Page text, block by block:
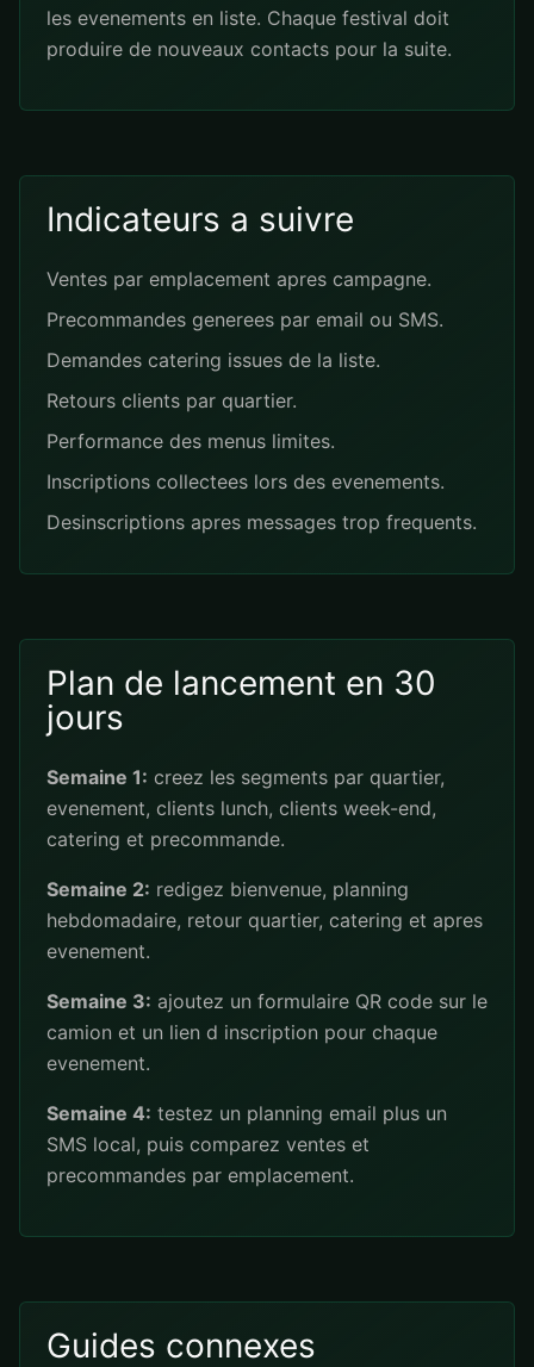
les evenements en liste. Chaque festival doit
produire de nouveaux contacts pour la suite.
Indicateurs a suivre
Ventes par emplacement apres campagne.
Precommandes generees par email ou SMS.
Demandes catering issues de la liste.
Retours clients par quartier.
Performance des menus limites.
Inscriptions collectees lors des evenements.
Desinscriptions apres messages trop frequents.
Plan de lancement en 30
jours
Semaine 1: creez les segments par quartier,
evenement, clients lunch, clients week-end,
catering et precommande.
Semaine 2: redigez bienvenue, planning
hebdomadaire, retour quartier, catering et apres
evenement.
Semaine 3: ajoutez un formulaire QR code sur le
camion et un lien d inscription pour chaque
evenement.
Semaine 4: testez un planning email plus un
SMS local, puis comparez ventes et
precommandes par emplacement.
Guides connexes